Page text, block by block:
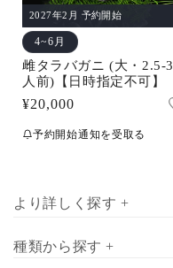
2027年2月 予約開始
4~6月
雌タラバガニ (大・2.5-3
人前)【日時指定不可】
通
¥20,000
予約開始通知を受取る
より詳しく探す +
種類から探す +